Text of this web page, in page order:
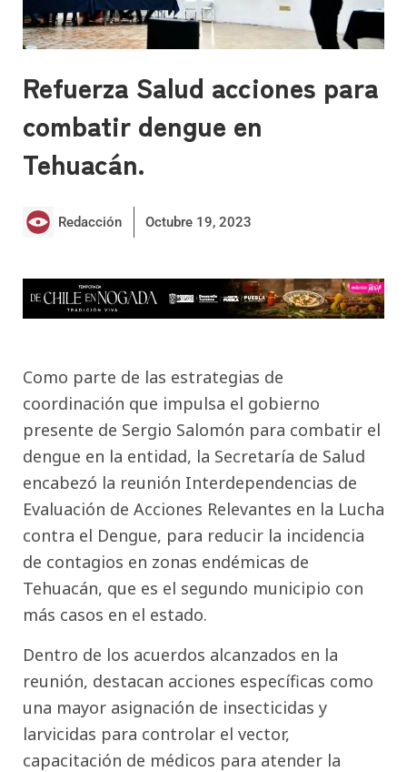
Refuerza Salud acciones para
combatir dengue en
Tehuacán.
Redacción Octubre 19, 2023
Como parte de las estrategias de
coordinación que impulsa el gobierno
presente de Sergio Salomón para combatir el
dengue en la entidad, la Secretaría de Salud
encabezó la reunión Interdependencias de
Evaluación de Acciones Relevantes en la Lucha
contra el Dengue, para reducir la incidencia
de contagios en zonas endémicas de
Tehuacán, que es el segundo municipio con
más casos en el estado.
Dentro de los acuerdos alcanzados en la
reunión, destacan acciones específicas como
una mayor asignación de insecticidas y
larvicidas para controlar el vector,
capacitación de médicos para atender la